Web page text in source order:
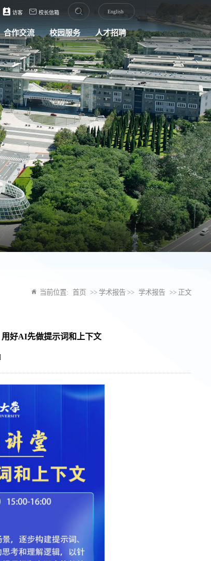
访客 校长信箱 English
合作交流 校园服务 人才招聘
当前位置: 首页 >> 学术报告 >> 学术报告 >> 正文
好AI先做提示词和上下文